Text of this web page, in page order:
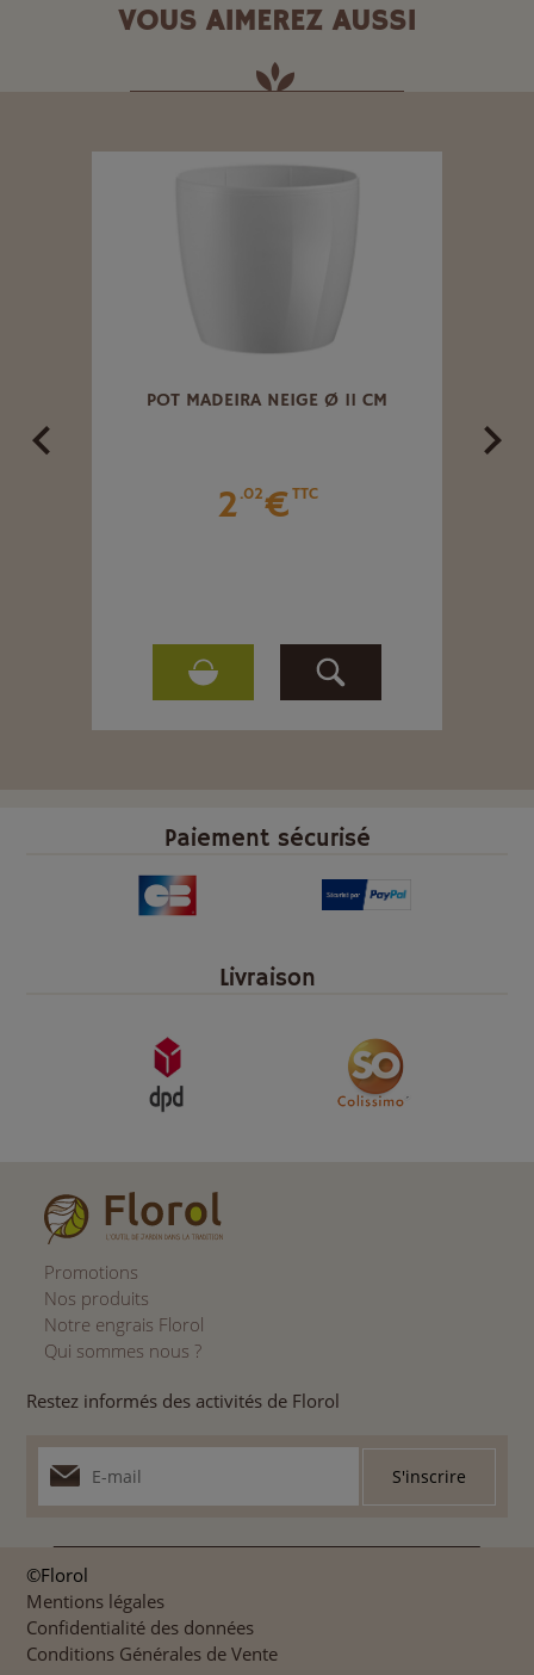
VOUS AIMEREZ AUSSI
POT MADEIRA NEIGE Ø 11 CM
2.02€TTC
Paiement sécurisé
Livraison
Promotions
Nos produits
Notre engrais Florol
Qui sommes nous ?
Restez informés des activités de Florol
©Florol
Mentions légales
Confidentialité des données
Conditions Générales de Vente